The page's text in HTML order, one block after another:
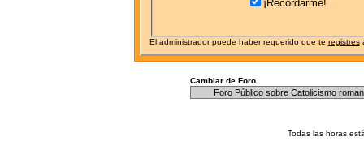
¡Recordarme!
El administrador puede haber requerido que te registres
Cambiar de Foro
Todas las horas